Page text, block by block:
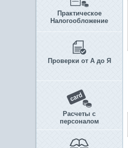
Практическое
Налогообложение
Проверки от А до Я
Расчеты с
персоналом